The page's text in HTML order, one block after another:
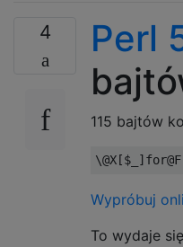
4 Perl
115 bajtów
\@X [$_ ] for@F
Wypróbuj
To wydaje